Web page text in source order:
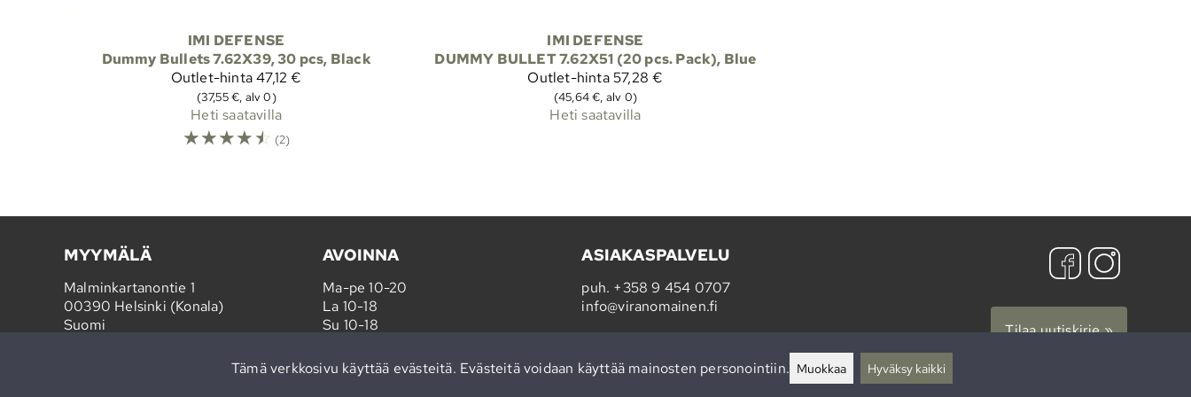
IMI DEFENSE
Dummy Bullets 7.62X39, 30 pcs, Black
Outlet-hinta47,12 €
(37,55 €, alv 0)
Heti saatavilla
☆☆☆☆☆ (2)
IMI DEFENSE
DUMMY BULLET 7.62X51 (20 pcs. Pack), Blue
Outlet-hinta57,28 €
(45,64 €, alv 0)
Heti saatavilla
MYYMÄLÄ
Malminkartanontie 1
00390 Helsinki (Konala)
Suomi
AVOINNA
Ma-pe 10-20
La 10-18
Su 10-18
ASIAKASPALVELU
puh. +358 9 454 0707
info@viranomainen.fi
Tilaa uutiskirje »
Tämä verkkosivu käyttää evästeitä. Evästeitä voidaan käyttää mainosten personointiin. Muokkaa Hyväksy kaikki